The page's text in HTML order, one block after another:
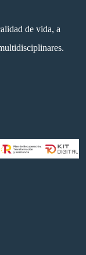
de vida, a